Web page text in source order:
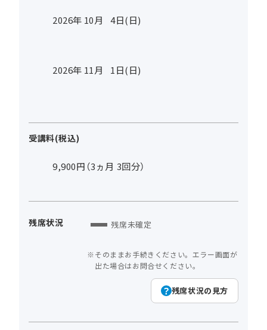
2026年 10月 4日(日)
2026年 11月 1日(日)
受講料(税込)
9,900円（3ヵ月 3回分）
残席状況 残席未確定
そのままお手続きください。エラー画面が
出た場合はお問合せください。
残席状況の見方